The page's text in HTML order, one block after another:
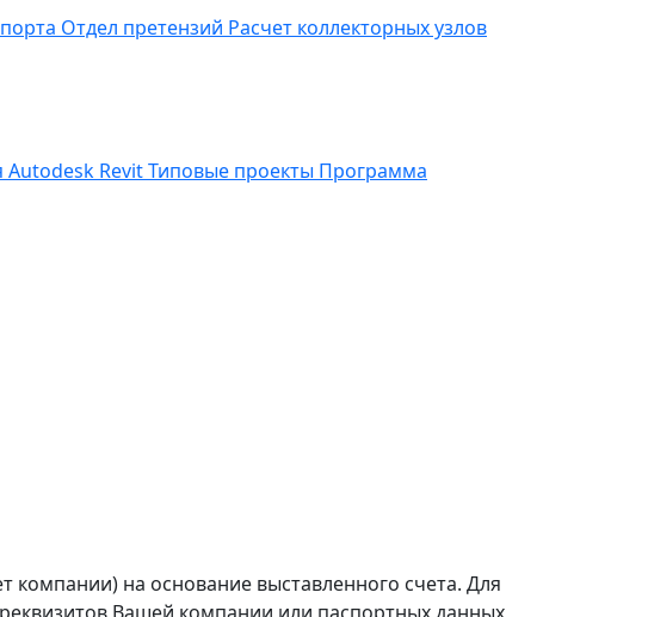
Отдел претензий Расчет коллекторных узлов
Autodesk RevitТиповые проекты Программа
на основание выставленного счета. Для